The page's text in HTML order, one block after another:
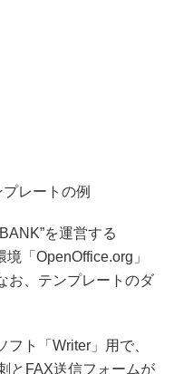
レートの例
を運営する
「OpenOffice.org」
お、テンプレートのダ
ト「Writer」用で、
とFAX送信フォームが